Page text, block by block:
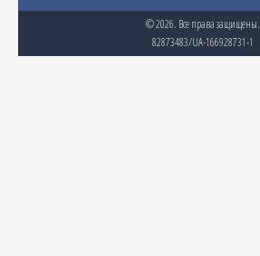
© 2026. Все права защищены.
82873483/UA-166928731-1